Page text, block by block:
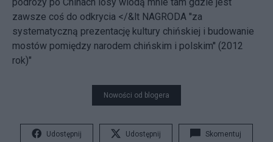
zawsze coś do odkrycia </&lt NAGRODA ''za
systematyczną prezentację kultury chińskiej i budowanie
mostów pomiędzy narodem chińskim i polskim'' (2012
rok)"
Nowości od blogera
Udostępnij Udostępnij Skomentuj